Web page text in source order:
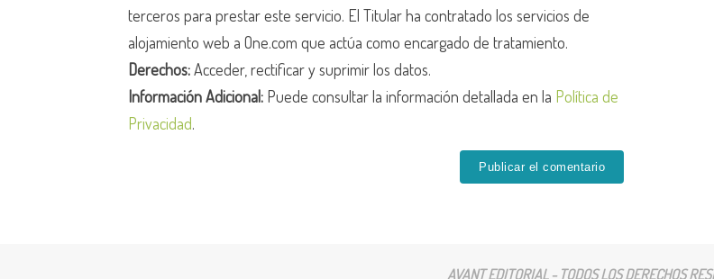
terceros para prestar este servicio. El Titular ha contratado los servicios de
alojamiento web a One.com que actúa como encargado de tratamiento.
Derechos:Acceder, rectificar y suprimir los datos.
Información Adicional: Puede consultar la información detallada en la Política de
Privacidad.
AVANT EDITORIAL - TODOS LOS DERECHOS